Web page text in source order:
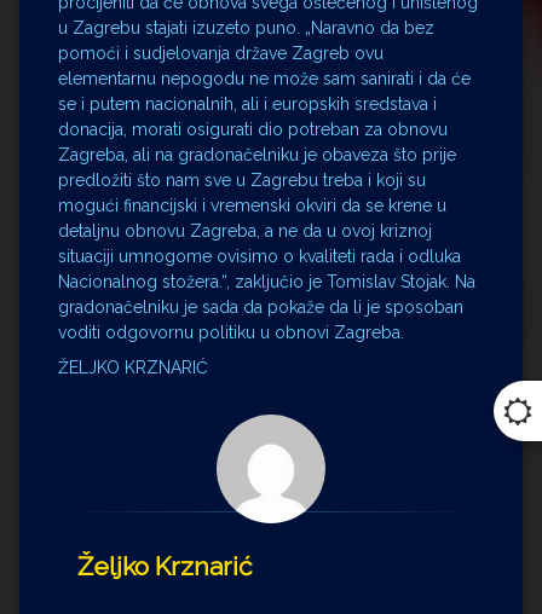
u Zagrebu stajati izuzeto puno. „Naravno da bez
pomoći i sudjelovanja države Zagreb ovu
elementarnu nepogodu ne može sam sanirati i da će
se i putem nacionalnih, ali i europskih sredstava i
donacija, morati osigurati dio potreban za obnovu
Zagreba, ali na gradonačelniku je obaveza što prije
predložiti što nam sve u Zagrebu treba i koji su
mogući financijski i vremenski okviri da se krene u
detaljnu obnovu Zagreba, a ne da u ovoj kriznoj
situaciji umnogome ovisimo o kvaliteti rada i odluka
Nacionalnog stožera.“, zaključio je Tomislav Stojak. Na
gradonačelniku je sada da pokaže da li je sposoban
voditi odgovornu politiku u obnovi Zagreba.
ŽELJKO KRZNARIĆ
Željko Krznarić